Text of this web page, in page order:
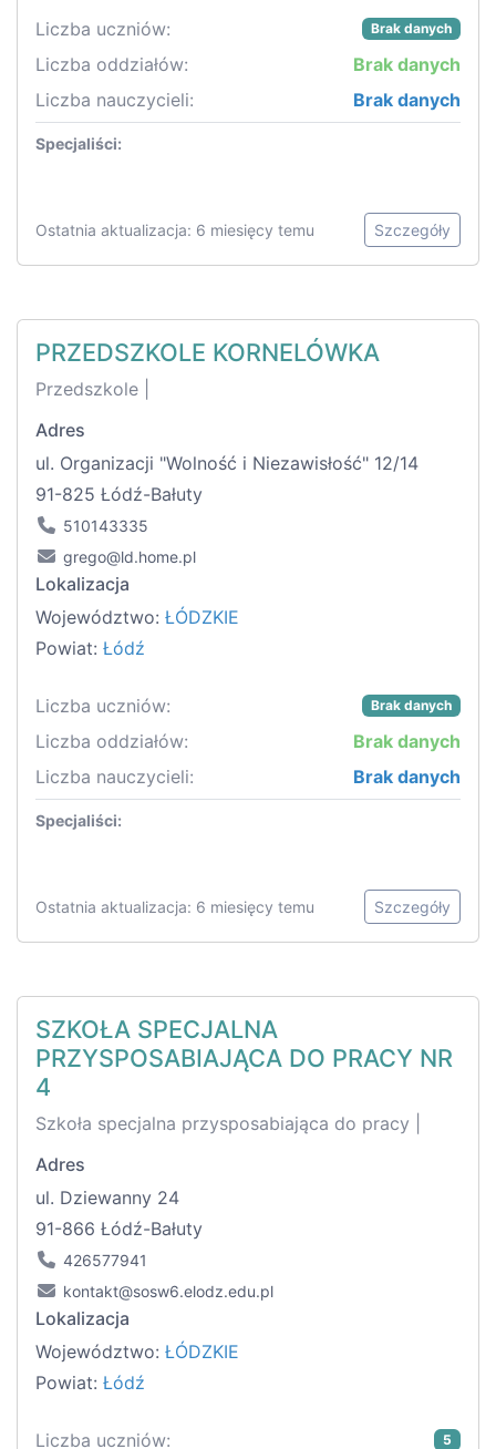
Liczba uczniów: Brak danych
Liczba oddziałów:
Brak danych
Liczba nauczycieli:
Brak danych
Specjaliści:
Ostatnia aktualizacja: 6 miesięcy temu Szczegóły
PRZEDSZKOLE KORNELÓWKA
Przedszkole |
Adres
ul. Organizacji "Wolność i Niezawisłość" 12/14
91-825 Łódź-Bałuty
510143335
grego@ld.home.pl
Lokalizacja
Województwo: ŁÓDZKIE
Powiat: Łódź
Liczba uczniów: Brak danych
Liczba oddziałów:
Brak danych
Liczba nauczycieli:
Brak danych
Specjaliści:
Ostatnia aktualizacja: 6 miesięcy temu Szczegóły
SZKOŁA SPECJALNA
PRZYSPOSABIAJĄCA DO PRACY NR
4
Szkoła specjalna przysposabiająca do pracy |
Adres
ul. Dziewanny 24
91-866 Łódź-Bałuty
426577941
kontakt@sosw6.elodz.edu.pl
Lokalizacja
Województwo: ŁÓDZKIE
Powiat: Łódź
Liczba uczniów: 5